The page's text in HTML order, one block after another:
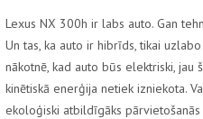
Lexus NX 300h ir labs auto. Gan
Un tas, ka auto ir hibrīds, tikai
nākotnē, kad auto būs elektriski, jau
kinētiskā enerģija netiek izniekota.
ekoloģiski atbildīgāks